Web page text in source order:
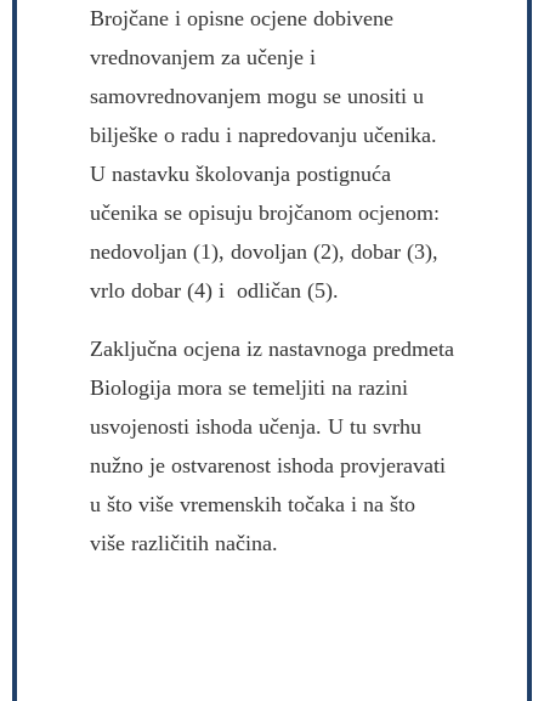
Brojčane i opisne ocjene dobivene
vrednovanjem za učenje i
samovrednovanjem mogu se unositi u
bilješke o radu i napredovanju učenika.
U nastavku školovanja postignuća
učenika se opisuju brojčanom ocjenom:
nedovoljan (1), dovoljan (2), dobar (3),
vrlo dobar (4) i odličan (5).
Zaključna ocjena iz nastavnoga predmeta
Biologija mora se temeljiti na razini
usvojenosti ishoda učenja. U tu svrhu
nužno je ostvarenost ishoda provjeravati
u što više vremenskih točaka i na što
više različitih načina.